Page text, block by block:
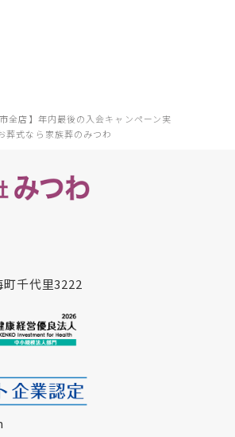
全店】年内最後の入会キャンペーン実
葬式なら家族葬のみつわ
千代里3222